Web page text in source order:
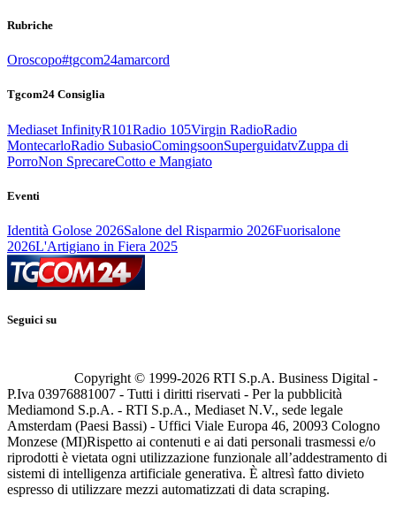
Rubriche
Oroscopo#tgcom24amarcord
Tgcom24 Consiglia
Mediaset InfinityR101Radio 105Virgin RadioRadio
MontecarloRadio SubasioComingsoonSuperguidatvZuppa di
PorroNon SprecareCotto e Mangiato
Eventi
Identità Golose 2026Salone del Risparmio 2026Fuorisalone
2026L'Artigiano in Fiera 2025
Seguici su
Copyright © 1999-2026 RTI S.p.A. Business Digital -
P.Iva 03976881007 - Tutti i diritti riservati - Per la pubblicità
Mediamond S.p.A. - RTI S.p.A., Mediaset N.V., sede legale
Amsterdam (Paesi Bassi) - Uffici Viale Europa 46, 20093 Cologno
Monzese (MI)Rispetto ai contenuti e ai dati personali trasmessi e/o
riprodotti è vietata ogni utilizzazione funzionale all’addestramento di
sistemi di intelligenza artificiale generativa. È altresì fatto divieto
espresso di utilizzare mezzi automatizzati di data scraping.